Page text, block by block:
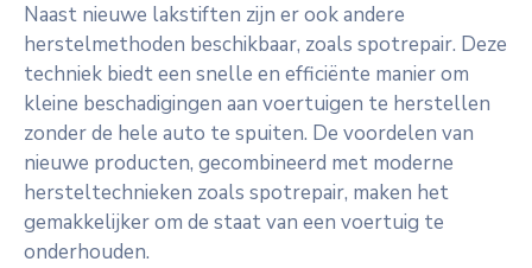
Naast nieuwe lakstiften zijn er ook andere
herstelmethoden beschikbaar, zoals spotrepair. Deze
techniek biedt een snelle en efficiënte manier om
kleine beschadigingen aan voertuigen te herstellen
zonder de hele auto te spuiten. De voordelen van
nieuwe producten, gecombineerd met moderne
hersteltechnieken zoals spotrepair, maken het
gemakkelijker om de staat van een voertuig te
onderhouden.